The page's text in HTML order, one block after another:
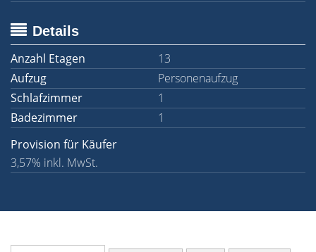
Details
Anzahl Etagen
13
Aufzug
Personenaufzug
Schlafzimmer
1
Badezimmer
1
Provision für Käufer
3,57% inkl. MwSt.